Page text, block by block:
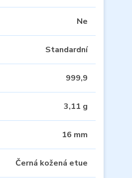
Ne
Standardní
999,9
3,11 g
16 mm
Černá kožená etue